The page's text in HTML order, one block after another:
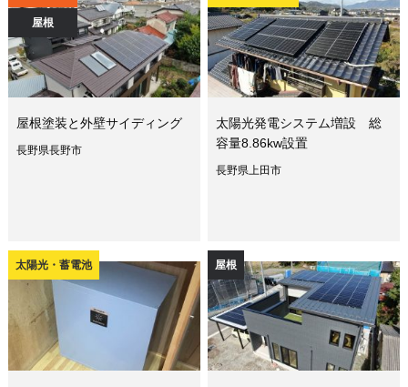
屋根
屋根塗装と外壁サイディング
長野県長野市
太陽光発電システム増設 総
容量8.86kw設置
長野県上田市
太陽光・蓄電池 屋根